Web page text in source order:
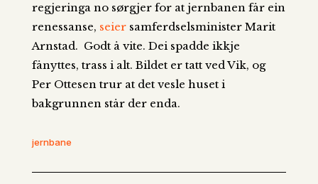
regjeringa no sørgjer for at jernbanen får ein
renessanse, seier samferdselsminister Marit
Arnstad. Godt å vite. Dei spadde ikkje
fånyttes, trass i alt. Bildet er tatt ved Vik, og
Per Ottesen trur at det vesle huset i
bakgrunnen står der enda.
jernbane